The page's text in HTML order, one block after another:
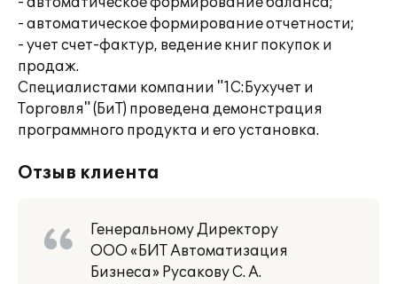
- автоматическое формирование отчетности;
- учет счет-фактур, ведение книг покупок и
продаж.
Специалистами компании "1С:Бухучет и
Торговля" (БиТ) проведена демонстрация
программного продукта и его установка.
Отзыв клиента
Генеральному Директору
ООО «БИТ Автоматизация
Бизнеса» Русакову С. А.